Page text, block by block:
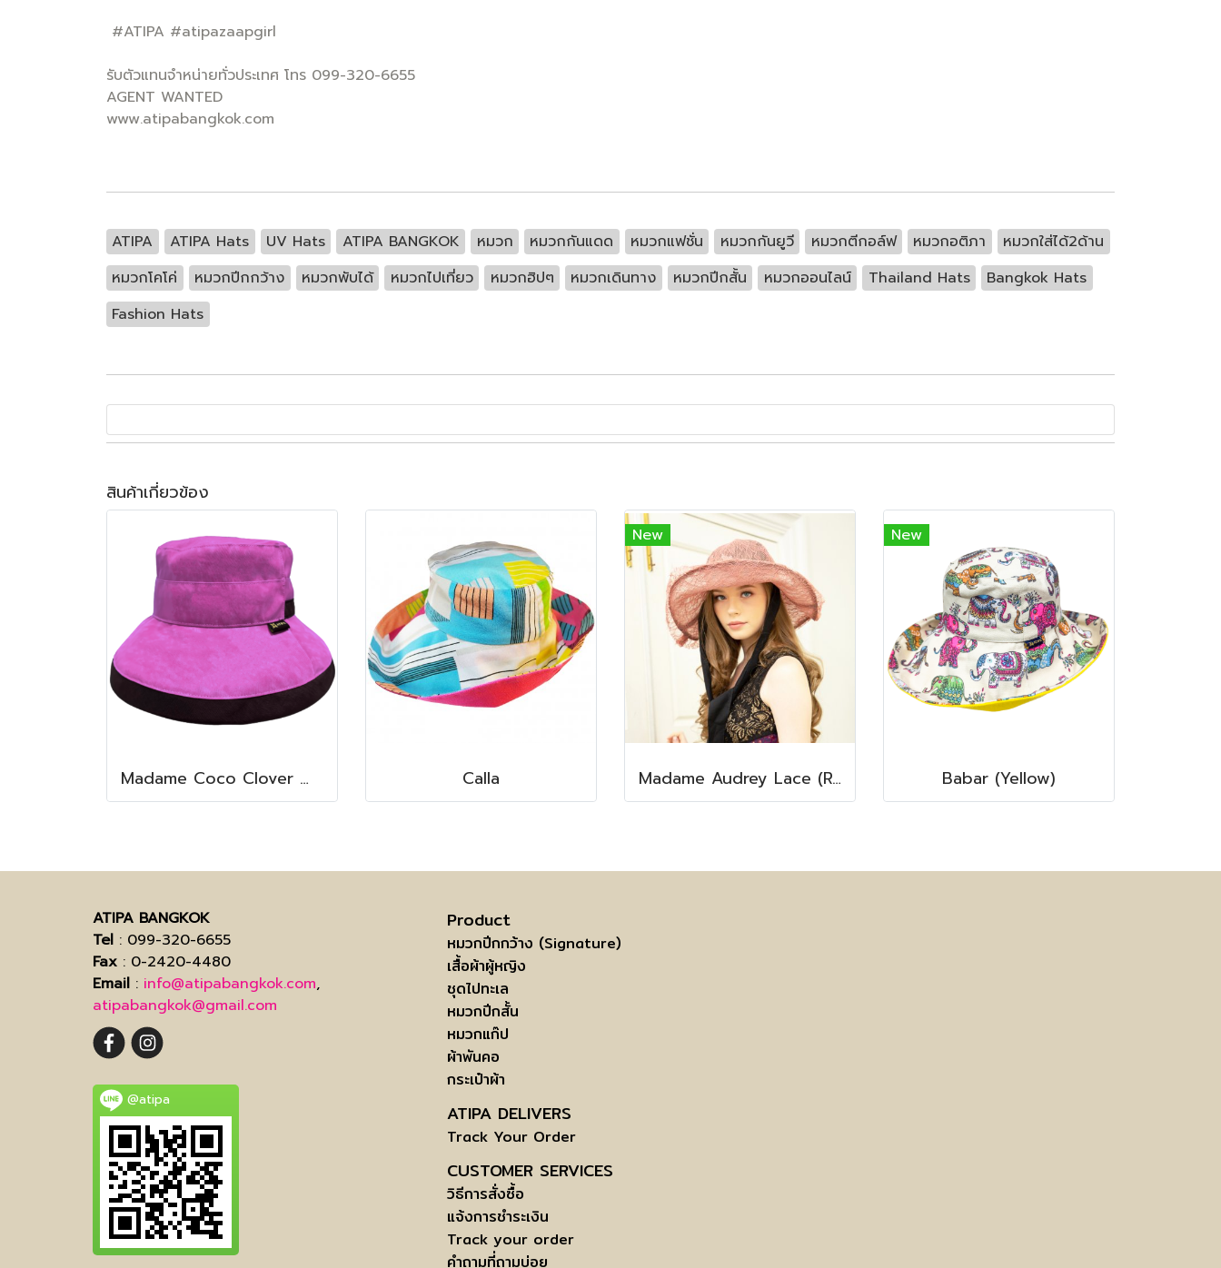
#ATIPA #atipazaapgirl
รับตัวแทนจำหน่ายทั่วประเทศ โทร 099-320-6655
AGENT WANTED
www.atipabangkok.com
ATIPA ATIPA Hats UV Hats ATIPA BANGKOK หมวก หมวกกันแดด หมวกแฟชั่น หมวกกันยูวี หมวกตีกอล์ฟ หมวกอติภา
หมวกใส่ได้2ด้าน
หมวกโคโค่
หมวกปีกกว้าง หมวกพับได้ หมวกไปเที่ยว หมวกฮิปๆ หมวกเดินทาง หมวกปีกสั้น หมวกออนไลน์ Thailand Hats
Bangkok Hats
Fashion Hats
สินค้าเกี่ยวข้อง
Madame Coco Clover Waterproof (Fuchsia Petal) Calla
New
Madame Audrey Lace (Rosewood Pink)
New
Babar (Yellow)
ATIPA BANGKOK
Tel : 099-320-6655
Fax : 0-2420-4480
Email : info@atipabangkok.com,
atipabangkok@gmail.com
@atipa
Product
หมวกปีกกว้าง (Signature)
เสื้อผ้าผู้หญิง
ชุดไปทะเล
หมวกปีกสั้น
หมวกแก๊ป
ผ้าพันคอ
กระเป๋าผ้า
ATIPA DELIVERS
Track Your Order
CUSTOMER SERVICES
วิธีการสั่งซื้อ
แจ้งการชำระเงิน
Track your order
คำถามที่ถามบ่อย